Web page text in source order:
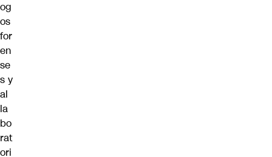
og
os
for
en
se
s y
al
la
bo
rat
ori